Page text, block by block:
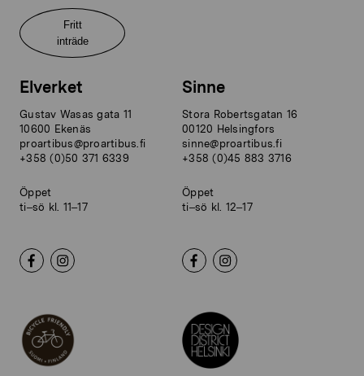
Fritt
inträde
Elverket
Gustav Wasas gata 11
10600 Ekenäs
proartibus@proartibus.fi
+358 (0)50 371 6339
Öppet
ti–sö kl. 11–17
Sinne
Stora Robertsgatan 16
00120 Helsingfors
sinne@proartibus.fi
+358 (0)45 883 3716
Öppet
ti–sö kl. 12–17